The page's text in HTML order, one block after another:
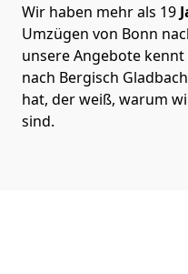
Wir haben mehr als 19
Umzügen von Bonn
unsere Angebote
nach Bergisch
hat, der weiß, warum
sind.